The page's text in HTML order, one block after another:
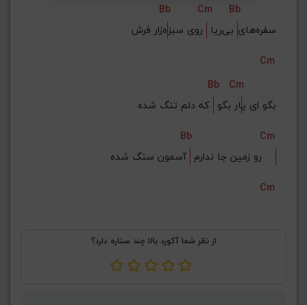
Bb
Cm
Bb
سفره‌های
بی‌ریا روی سبزه‌زار فرش
Cm
Bb Cm
بگو ای یار بگو که دلم تنگ شده
Bb
Cm
رو زمین جا ندارم
Cm
از نظر شما آکورد بالا چند ستاره دارد؟